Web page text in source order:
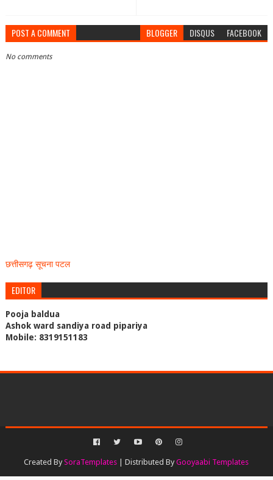
POST A COMMENT BLOGGER DISQUS FACEBOOK
No comments
छत्तीसगढ़ सूचना पटल
EDITOR
Pooja baldua
Ashok ward sandiya road pipariya
Mobile: 8319151183
Created BySoraTemplates | Distributed ByGooyaabi Templates